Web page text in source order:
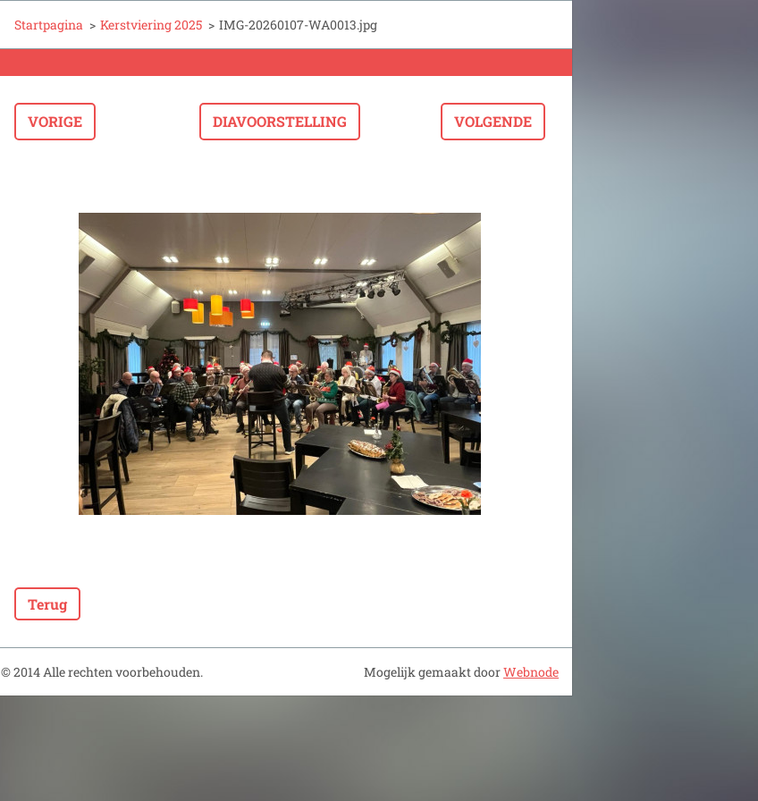
Startpagina > Kerstviering 2025 > IMG-20260107-WA0013.jpg
VORIGE DIAVOORSTELLING VOLGENDE
Terug
© 2014 Alle rechten voorbehouden. Mogelijk gemaakt doorWebnode